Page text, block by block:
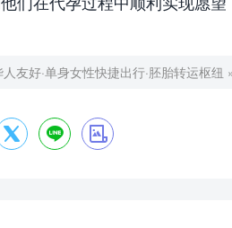
友好·单身女性快捷出行·胚胎转运枢纽
  